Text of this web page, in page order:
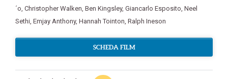
´o Christopher Walken Ben Kingsley, Giancarlo Esposito Neel
Sethi Emjay Anthony, Hannah Tointon Ralph Ineson
SCHEDA FILM